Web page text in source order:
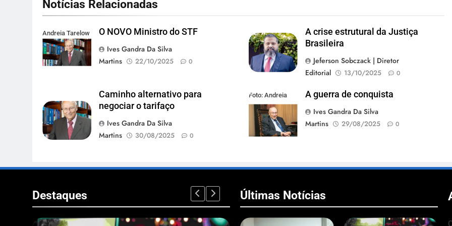
Notícias Relacionadas
Andreia Tarelow
O NOVO Ministro do STF
Ives Gandra Da Silva
Martins
22/10/2025 0
A crise estrutural da Justiça
Brasileira
Jeferson Sobczack | Diretor
Editorial
13/10/2025 0
Caminho alternativo para
negociar o tarifaço
Ives Gandra Da Silva
Martins
30/08/2025 0
Foto: Andreia
Tarelow
A guerra de conquista
Ives Gandra Da Silva
Martins
29/08/2025 0
Destaques Últimas Notícias